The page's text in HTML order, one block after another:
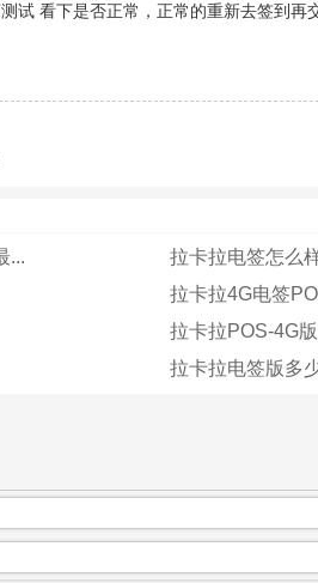
试 看下是否正常，正常的重新去签到再
...
拉卡拉电签怎么
拉卡拉4G电签
拉卡拉POS-4G
拉卡拉电签版多